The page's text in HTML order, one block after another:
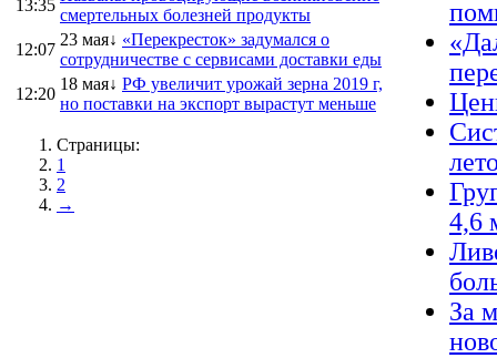
13:35
смертельных болезней продукты
12:07
23 мая↓ «Перекресток» задумался о
сотрудничестве с сервисами доставки еды
12:20
18 мая↓ РФ увеличит урожай зерна 2019 г,
но поставки на экспорт вырастут меньше
Страницы:
1
2
→
4,6
За